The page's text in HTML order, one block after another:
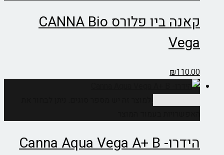
קאנה ביו פלורס CANNA Bio
Vega
₪110.00
הידרו- Canna Aqua Vega A+ B